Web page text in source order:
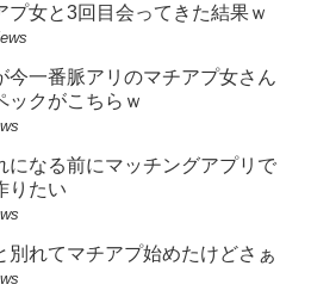
プ女と3回目会ってきた結果ｗ
今一番脈アリのマチアプ女さん
ックがこちらｗ
になる前にマッチングアプリで
りたい
別れてマチアプ始めたけどさぁ